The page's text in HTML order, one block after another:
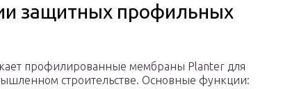
защитных профильных
профилированные мембраны Planter для
строительстве. Основные функции: